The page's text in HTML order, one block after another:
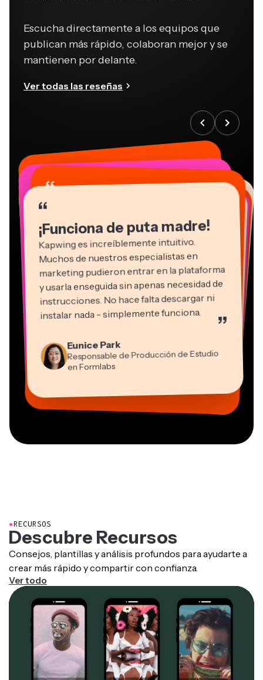
publican más rápido, colaboran mejor y se
mantienen por delante.
“
¡Funciona de puta madre!
Kapwing es increíblemente intuitivo.
Muchos de nuestros especialistas en
marketing pudieron entrar en la plataforma
y usarla enseguida sin apenas necesidad de
instrucciones. No hace falta descargar ni
instalar nada - simplemente funciona. ”
Responsable de Producción de Estudio
en Formlabs
“
Vannesia Darby
“
Grant Taleck
Cofundador en
Socio Director en EPATHLON
“
Kerry-lee Farla
Youtuber
“
Gracie Peng
Director de Contenidos
“
Martin James
“
Heidi Rae
Educación
“
Mitch Rawlings
Freelance de Servicios de Información
“
Dina Segovia
Trabajador freelance virtual
Descubre Recursos
Consejos, plantillas y análisis profundos para ayudarte a
crear más rápido y compartir con confianza.
Ver todo